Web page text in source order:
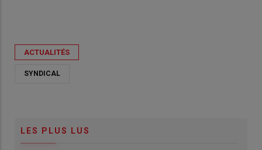
ACTUALITÉS
SYNDICAL
LES PLUS LUS